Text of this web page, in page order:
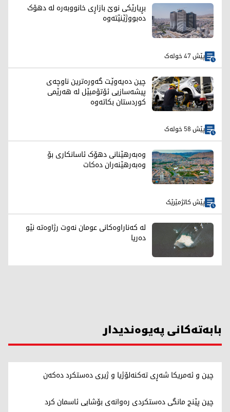
بڕیارێکی نوێ بازاڕی خانووبەرە لە دهۆک
دەبووژێنێتەوە
پێش 47 خولەک
چین دەیەوێت گەورەترین ناوچەی
پیشەسازیی ئۆتۆمبێل لە هەرێمی
کوردستان بکاتەوە
پێش 58 خولەک
وەبەرهێنانی دهۆک ئاسانکاری بۆ
وەبەرهێنەران دەکات
پێش کاتژمێرێک
لە کەناراوەکانی عومان نەوت رژاوەته‌ نێو
ده‌ریا
بابەتەکانی پەیوەندیدار
چین و ئەمریکا شەڕی تەکنەلۆژیا و ژیری دەستکرد دەکەن
چین پێنج مانگی دەستکردی رەوانەی بۆشایی ئاسمان کرد